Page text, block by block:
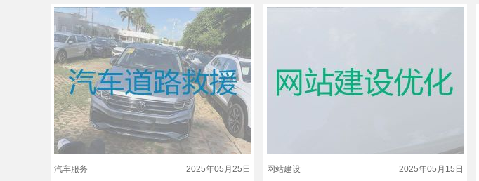
汽车服务 2025年05月25日 网站建设 2025年05月15日